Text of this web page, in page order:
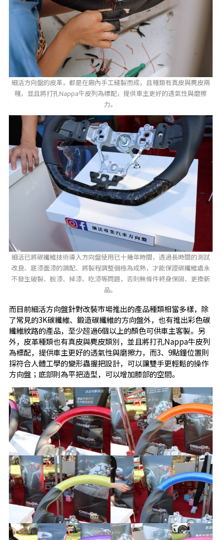
細活方向盤的皮革，都是在廠內手工縫製而成，且種類有真皮與麂皮兩
種，並且將打孔Nappa牛皮列為標配，提供車主更好的透氣性與磨擦
力。
細活已將碳纖維技術導入方向盤使用已十幾年時間，透過長時間的測試
改良、底漆面漆的調配、將製程調整個極為成熟，才能保證碳纖維處永
不發生破裂、脫漆、掉漆、吃漆等問題，否則無條件終身保固、更換新
品。
而目前細活方向盤針對改裝市場推出的產品種類相當多樣，除
了常見的3K碳纖維、鍛造碳纖維的方向盤外，也有推出彩色碳
纖維紋路的產品，至少超過6個以上的顏色可供車主客製。另
外，皮革種類也有真皮與麂皮類別，並且將打孔Nappa牛皮列
為標配，提供車主更好的透氣性與磨擦力，而3、9點鐘位置則
採符合人體工學的變形蟲握把設計，可以讓雙手更輕鬆的操作
方向盤；底部則為平把造型，可以增加膝部的空間。